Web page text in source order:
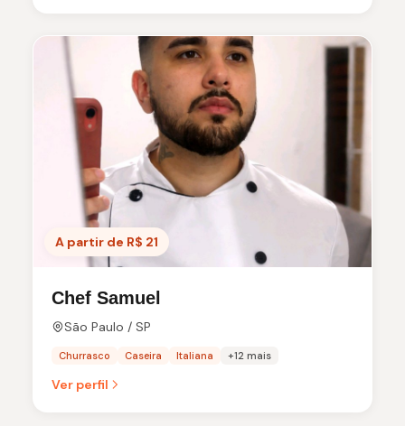
A partir de R$ 21
Chef Samuel
São Paulo / SP
Churrasco Caseira Italiana +12 mais
Ver perfil